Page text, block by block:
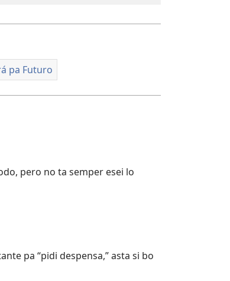
pa Futuro
pero no ta semper esei lo
pa “pidi despensa,” asta si bo